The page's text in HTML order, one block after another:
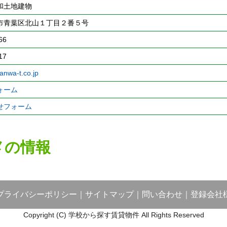
土地建物
青葉区北山１丁目２番５号
t.co.jp
ーム
フォーム
情報
ライバシーポリシー サイトマップ｜ 問い合わせ 登録会社
Copyright (C) 学校から探す賃貸物件 All Rights Reserved